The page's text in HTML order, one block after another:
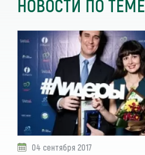
НОВОСТИ ПО ТЕМЕ
04 сентября 2017